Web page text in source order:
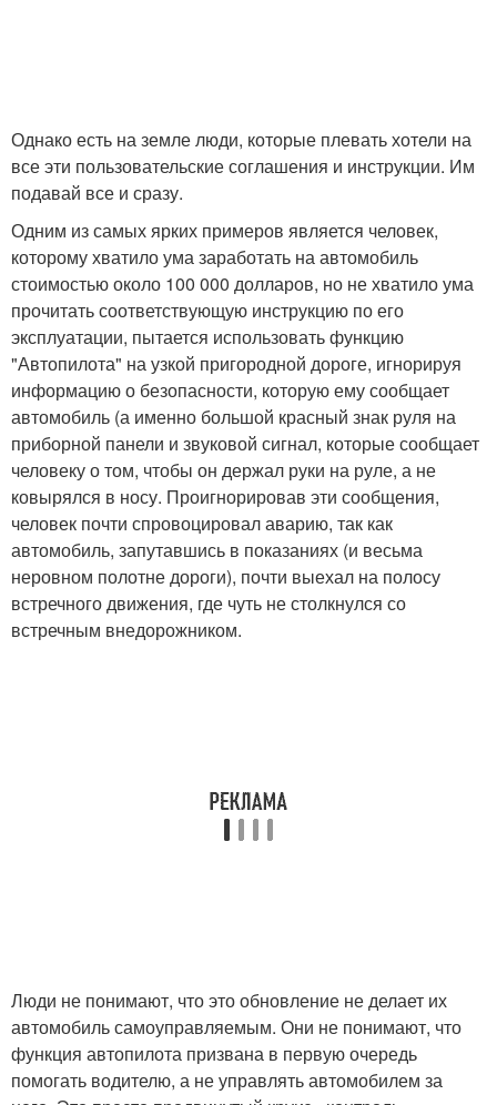
Однако есть на земле люди, которые плевать хотели на
все эти пользовательские соглашения и инструкции. Им
подавай все и сразу.
Одним из самых ярких примеров является человек,
которому хватило ума заработать на автомобиль
стоимостью около 100 000 долларов, но не хватило ума
прочитать соответствующую инструкцию по его
эксплуатации, пытается использовать функцию
"Автопилота" на узкой пригородной дороге, игнорируя
информацию о безопасности, которую ему сообщает
автомобиль (а именно большой красный знак руля на
приборной панели и звуковой сигнал, которые сообщает
человеку о том, чтобы он держал руки на руле, а не
ковырялся в носу. Проигнорировав эти сообщения,
человек почти спровоцировал аварию, так как
автомобиль, запутавшись в показаниях (и весьма
неровном полотне дороги), почти выехал на полосу
встречного движения, где чуть не столкнулся со
встречным внедорожником.
Люди не понимают, что это обновление не делает их
автомобиль самоуправляемым. Они не понимают, что
функция автопилота призвана в первую очередь
помогать водителю, а не управлять автомобилем за